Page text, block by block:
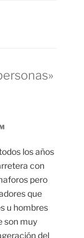
los años
con
pero
que
u hombres
son muy
del